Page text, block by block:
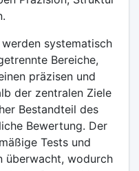
systematisch
Bereiche,
präzisen und
der zentralen Ziele
Bestandteil des
Bewertung. Der
Tests und
wodurch